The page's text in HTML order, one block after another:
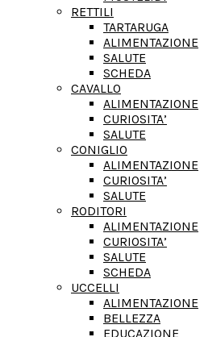
RETTILI
TARTARUGA
ALIMENTAZIONE
SALUTE
SCHEDA
CAVALLO
ALIMENTAZIONE
CURIOSITA’
SALUTE
CONIGLIO
ALIMENTAZIONE
CURIOSITA’
SALUTE
RODITORI
ALIMENTAZIONE
CURIOSITA’
SALUTE
SCHEDA
UCCELLI
ALIMENTAZIONE
BELLEZZA
EDUCAZIONE